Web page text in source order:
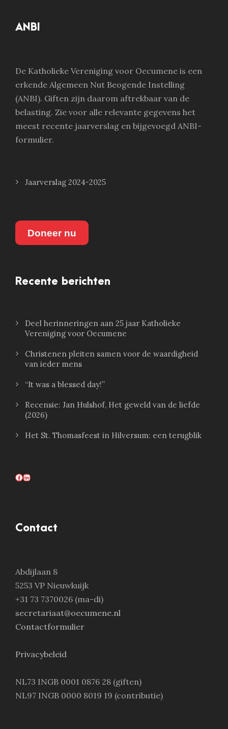
ANBI
De Katholieke Vereniging voor Oecumene is een
erkende Algemeen Nut Beogende Instelling
(ANBI). Giften zijn daarom aftrekbaar van de
belasting. Zie voor alle relevante gegevens het
meest recente jaarverslag en bijgevoegd ANBI-
formulier.
Jaarverslag 2024-2025
Doneer nu
Recente berichten
Deel herinneringen aan 25 jaar Katholieke
Vereniging voor Oecumene
Christenen pleiten samen voor de waardigheid
van ieder mens
“It was a blessed day!”
Recensie: Jan Hulshof, Het geweld van de liefde
(2026)
Het St. Thomasfeest in Hilversum: een terugblik
Facebook LinkedIn
Contact
Abdijlaan 8
5253 VP Nieuwkuijk
+31 73 7370026 (ma-di)
secretariaat@oecumene.nl
Contactformulier
Privacybeleid
NL73 INGB 0001 0876 28 (giften)
NL97 INGB 0000 8019 19 (contributie)